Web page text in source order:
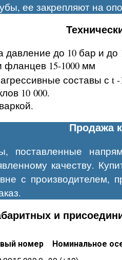
ее закрепляют на
до 10 бар и до
15-1000 мм
составы с t -
10 000.
Продажа
поставленные
качеству.
с производителем,
и
номер Номинальное